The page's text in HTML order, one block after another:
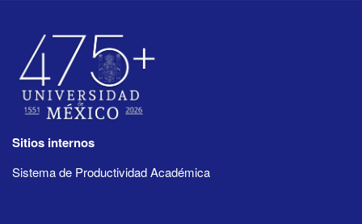
Sitios internos
Sistema de Productividad Académica